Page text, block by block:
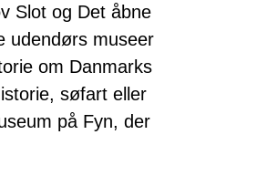
Slot og Det åbne
udendørs museer
om Danmarks
søfart eller
på Fyn, der